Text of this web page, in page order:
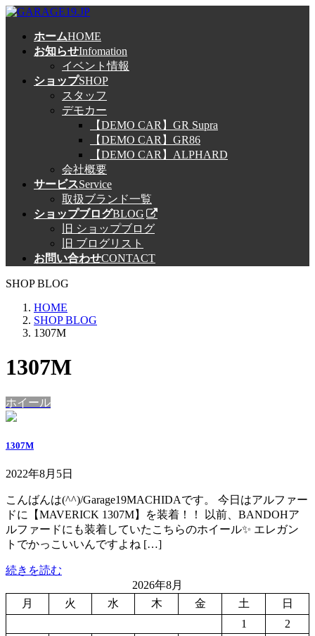
コ
ナ
ホームHOME
お知らせInfomation
イベント情報
ショップSHOP
スタッフ
デモカー
【DEMO CAR】GR Supra
【DEMO CAR】GR86
【DEMO CAR】ALPHARD
会社概要
サービスService
取扱ブランド一覧
ショップブログBLOG
旧 ショップブログ
旧 ブログリスト
お問い合わせCONTACT
SHOP BLOG
HOME
SHOP BLOG
1307M
1307M
ホイール
1307M
2022年8月5日
こんばんは(^^)/Garage19MACHIDAです。 今日はアルファー
ドに【MAVERICK 1307M】を装着！！ 以前、BANDOHア
ルファードにも装着していたこちらのホイール✨ エレガン
トでかっこいいんですよね […]
続きを読む
2026年8月
月
火 水 木 金 土
日
1
2